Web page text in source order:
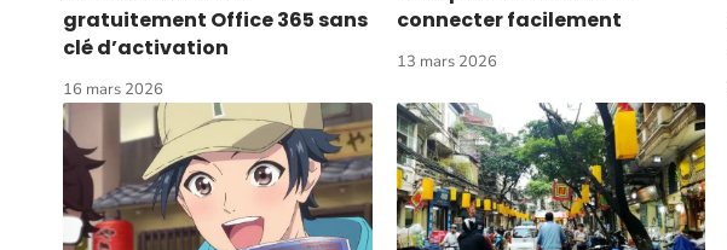
gratuitement Office 365 sans
clé d’activation
16 mars 2026
connecter facilement
13 mars 2026